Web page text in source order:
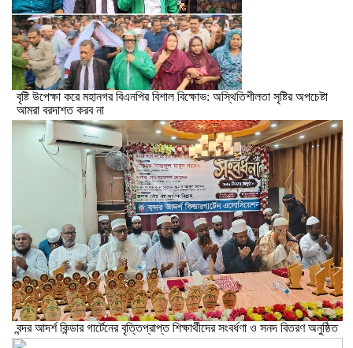
বৃষ্টি উপেক্ষা করে মহানগর বিএনপির বিশাল বিক্ষোভ: অস্থিতিশীলতা সৃষ্টির অপচেষ্টা
আমরা বরদাশত করব না
বন্দর আদর্শ কিন্ডার গার্টেনের বৃত্তিপ্রাপ্ত শিক্ষার্থীদের সংবর্ধণা ও সনদ বিতরণ অনুষ্ঠিত